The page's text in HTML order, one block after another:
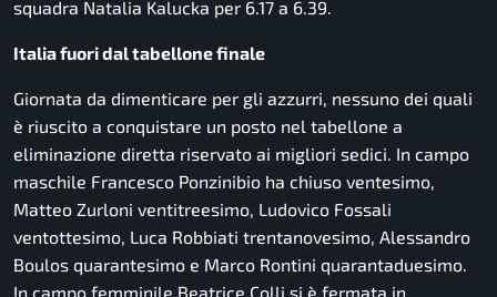
squadra Natalia Kalucka per 6.17 a 6.39.
Italia fuori dal tabellone finale
Giornata da dimenticare per gli azzurri, nessuno dei quali
è riuscito a conquistare un posto nel tabellone a
eliminazione diretta riservato ai migliori sedici. In campo
maschile Francesco Ponzinibio ha chiuso ventesimo,
Matteo Zurloni ventitreesimo, Ludovico Fossali
ventottesimo, Luca Robbiati trentanovesimo, Alessandro
Boulos quarantesimo e Marco Rontini quarantaduesimo.
In campo femminile Beatrice Colli si è fermata in